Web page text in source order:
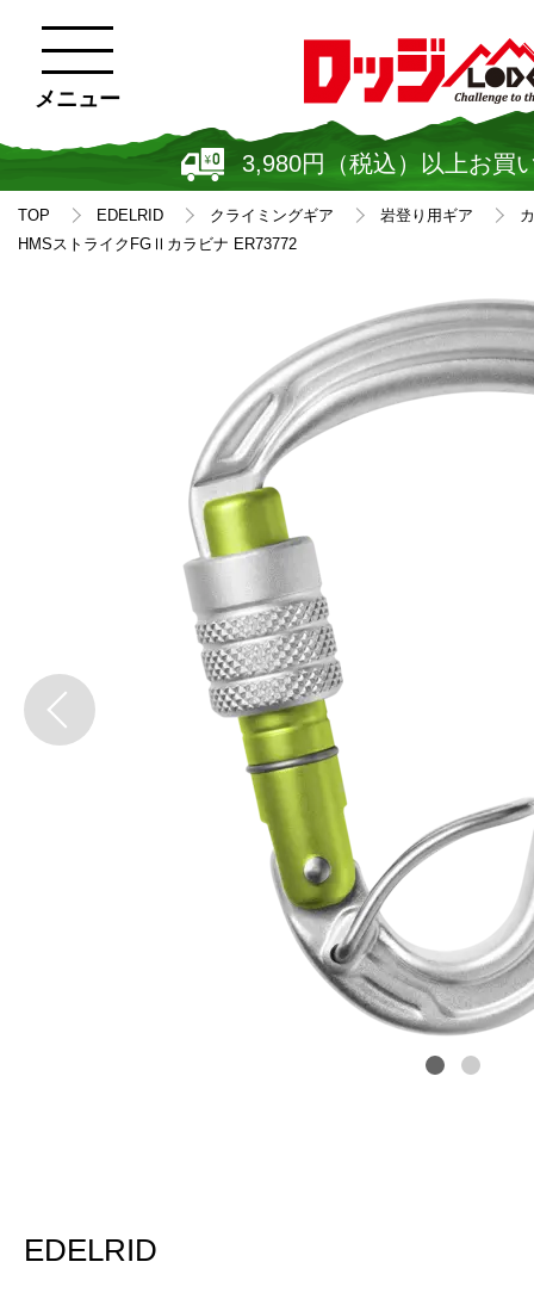
3,980円（税込）以上お買
メニュー
TOP EDELRID クライミングギア 岩登り用ギア
HMSストライクFGⅡカラビナ ER73772
EDELRID